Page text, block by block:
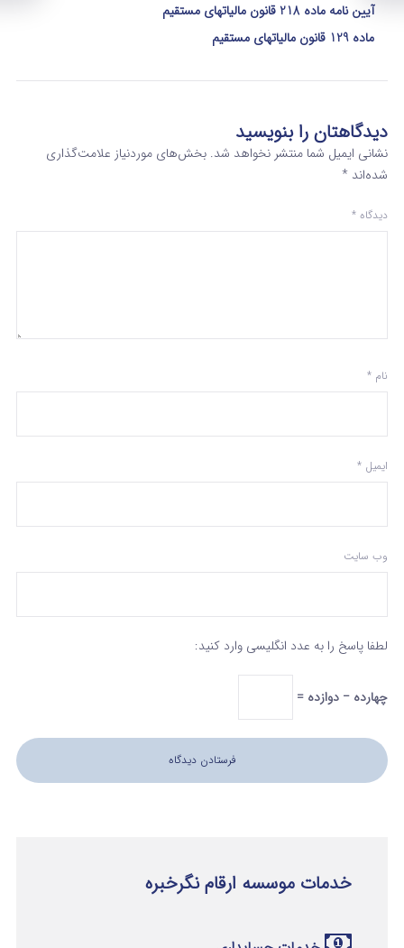
آیین نامه ماده 218 قانون مالیاتهای مستقیم
ماده 129 قانون مالیاتهای مستقیم
دیدگاهتان را بنویسید
نشانی ایمیل شما منتشر نخواهد شد. بخش‌های موردنیاز علامت‌گذاری
شده‌اند *
دیدگاه *
نام *
ایمیل *
وب‌ سایت
لطفا پاسخ را به عدد انگلیسی وارد کنید:
چهارده − دوازده =
خدمات موسسه ارقام نگرخبره